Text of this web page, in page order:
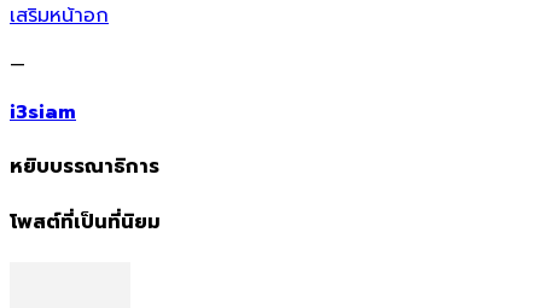
เสริมหน้าอก
—
i3siam
หยิบบรรณาธิการ
โพสต์ที่เป็นที่นิยม